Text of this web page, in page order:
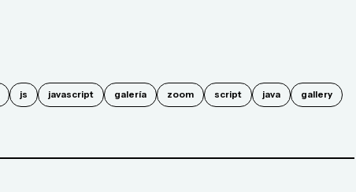
js javascript galería zoom script java gallery